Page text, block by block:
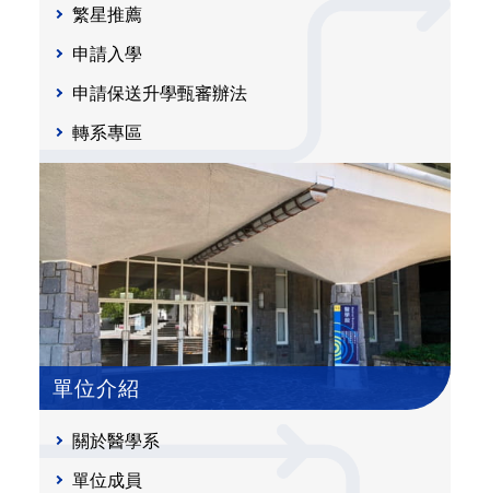
繁星推薦
申請入學
申請保送升學甄審辦法
轉系專區
單位介紹
關於醫學系
單位成員